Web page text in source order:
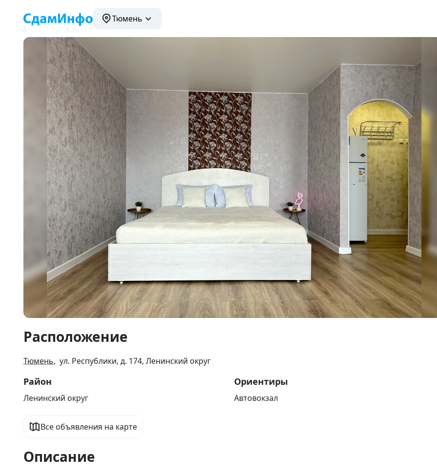
Тюмень
1
18
Расположение
Тюмень, ул. Республики, д. 174, Ленинский округ
Район
Ленинский округ
Ориентиры
Автовокзал
Все объявления на карте
Описание